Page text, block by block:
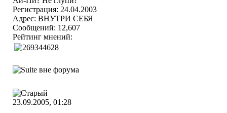
Регистрация: 24.04.2003
Адрес: ВНУТРИ СЕБЯ
Сообщений: 12,607
Рейтинг мнений:
23.09.2005, 01:28